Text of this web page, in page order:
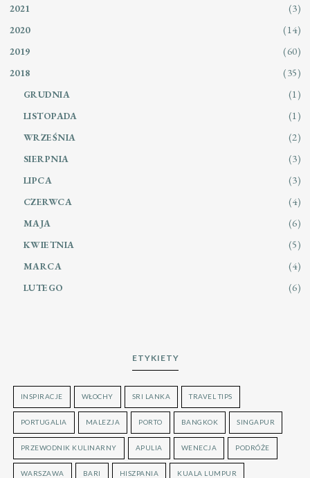
2021 (3)
2020 (14)
2019 (60)
2018 (35)
GRUDNIA (1)
LISTOPADA (1)
WRZEŚNIA (2)
SIERPNIA (3)
LIPCA (3)
CZERWCA (4)
MAJA (6)
KWIETNIA (5)
MARCA (4)
LUTEGO (6)
ETYKIETY
INSPIRACJE WŁOCHY SRI LANKA TRAVEL TIPS
PORTUGALIA MALEZJA PORTO BANGKOK SINGAPUR
PRZEWODNIK KULINARNY APULIA WENECJA PODRÓŻE
WARSZAWA BARI HISZPANIA KUALA LUMPUR